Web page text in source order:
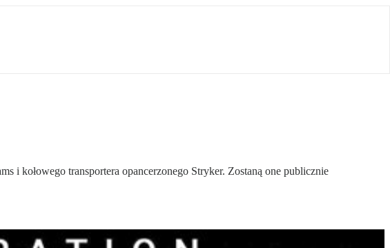
i kołowego transportera opancerzonego Stryker. Zostaną one publicznie